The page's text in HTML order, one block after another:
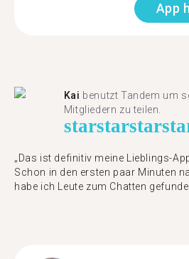
App
Kai benutzt Tandem um
Mitgliedern zu teilen.
starstarstar
„Das ist definitiv meine Lieblings-
Schon in den ersten paar Minuten
habe ich Leute zum Chatten